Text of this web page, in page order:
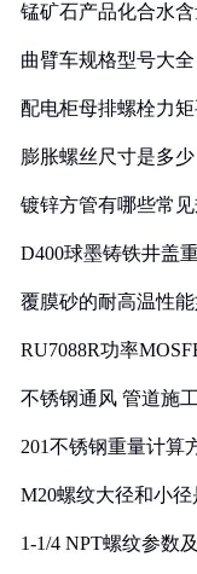
锰矿石产品化合水
曲臂车规格型号大全
配电柜母排螺栓力
膨胀螺丝尺寸是多少
镀锌方管有哪些常
D400球墨铸铁井盖
覆膜砂的耐高温性
RU7088R功率
不锈钢通风 管道施工
201不锈钢重量计算
M20螺纹大径和小径
1-1/4 NPT螺纹参数